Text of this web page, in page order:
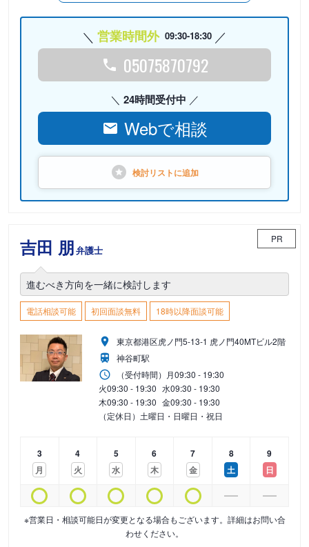
営業時間外 09:30-18:30
05075870792
24時間受付中
Webで相談
検討リストに追加
吉田 朋弁護士
PR
進むべき方向を一緒に検討します
電話相談可能 初回面談無料 18時以降面談可能
東京都港区虎ノ門5-13-1 虎ノ門40MTビル2階
神谷町駅
（受付時間） 月09:30 - 19:30
火09:30 - 19:30 水09:30 - 19:30
木09:30 - 19:30 金09:30 - 19:30
（定休日）土曜日・日曜日・祝日
3
月
4
火
5
水
6
木
7
金
8
土
9
日
※営業日・相談可能日が変更となる場合もございます。詳細はお問い合
わせください。